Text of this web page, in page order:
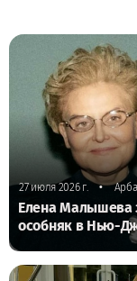
27 июля 2026 г. •
Елена Малышева
особняк в Нью-